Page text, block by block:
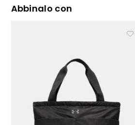
Abbinalo con